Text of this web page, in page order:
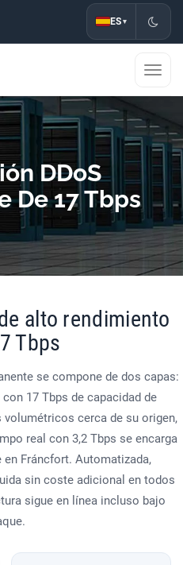
ES ▾
DDoS
De 17 Tbps
alto rendimiento
Tbps
se compone de dos capas:
17 Tbps de capacidad de
cerca de su origen,
real con 3,2 Tbps se encarga
Fráncfort. Automatizada,
sin coste adicional en todos
sigue en línea incluso bajo